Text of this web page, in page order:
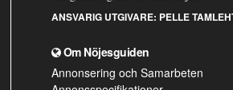
ANSVARIG UTGIVARE: PELLE
Om Nöjesguiden
Annonsering och Samarbeten